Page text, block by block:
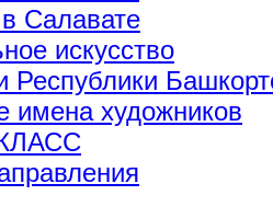
Салавате
искусство
Республики
имена художников